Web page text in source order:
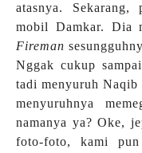
atasnya.
mobil Damkar. Dia
Fireman
Nggak cukup
tadi menyuruh Naqib
menyuruhnya
namanya ya? Oke,
foto-foto, kami pun